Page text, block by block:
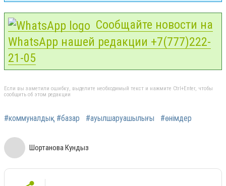
Сообщайте новости на
WhatsApp нашей редакции +7(777)222-
21-05
Если вы заметили ошибку, выделите необходимый текст и нажмите Ctrl+Enter, чтобы
сообщить об этом редакции
#коммуналдық #базар #ауылшаруашылығы #өнімдер
Шортанова Кундыз